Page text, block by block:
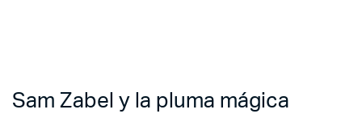
Sam Zabel y la pluma mágica